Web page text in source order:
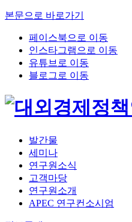
본문으로 바로가기
페이스북으로 이동
인스타그램으로 이동
유튜브로 이동
블로그로 이동
발간물
세미나
연구원소식
고객마당
연구원소개
APEC 연구컨소시엄